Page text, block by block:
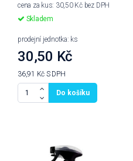
cena za kus: 30,50 Kč bez DPH
Skladem
prodejní jednotka: ks
30,50 Kč
36,91 Kč S DPH
Do košíku